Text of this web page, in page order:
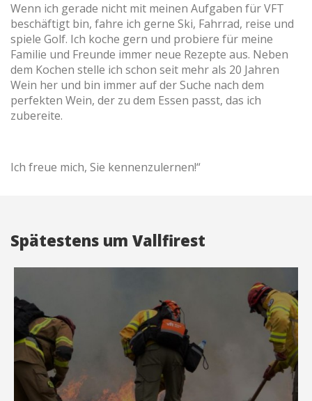
Wenn ich gerade nicht mit meinen Aufgaben für VFT
beschäftigt bin, fahre ich gerne Ski, Fahrrad, reise und
spiele Golf. Ich koche gern und probiere für meine
Familie und Freunde immer neue Rezepte aus. Neben
dem Kochen stelle ich schon seit mehr als 20 Jahren
Wein her und bin immer auf der Suche nach dem
perfekten Wein, der zu dem Essen passt, das ich
zubereite.
Ich freue mich, Sie kennenzulernen!“
Spätestens um Vallfirest
die Präferenzen und persönlichen Entscheidungen des
Benutzers durch die kontinuierliche Beobachtung seiner
Surfgewohnheiten zu speichern. Dank ihnen können wir
die Surfgewohnheiten auf der Website kennen und
Werbung in Bezug auf das Surfprofil des Benutzers
anzeigen.